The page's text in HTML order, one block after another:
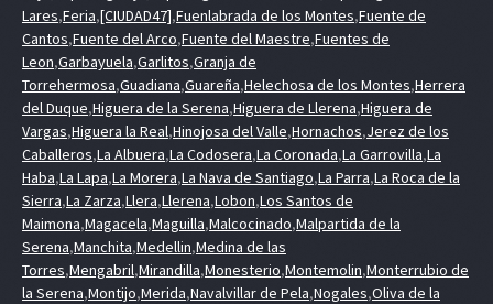
Lares,Feria,[CIUDAD47],Fuenlabrada de los Montes,Fuente de
Cantos,Fuente del Arco,Fuente del Maestre,Fuentes de
Leon,Garbayuela,Garlitos,Granja de
Torrehermosa,Guadiana,Guareña,Helechosa de los Montes,Herrera
del Duque,Higuera de la Serena,Higuera de Llerena,Higuera de
Vargas,Higuera la Real,Hinojosa del Valle,Hornachos,Jerez de los
Caballeros,La Albuera,La Codosera,La Coronada,La Garrovilla,La
Haba,La Lapa,La Morera,La Nava de Santiago,La Parra,La Roca de la
Sierra,La Zarza,Llera,Llerena,Lobon,Los Santos de
Maimona,Magacela,Maguilla,Malcocinado,Malpartida de la
Serena,Manchita,Medellin,Medina de las
Torres,Mengabril,Mirandilla,Monesterio,Montemolin,Monterrubio de
la Serena,Montijo,Merida,Navalvillar de Pela,Nogales,Oliva de la